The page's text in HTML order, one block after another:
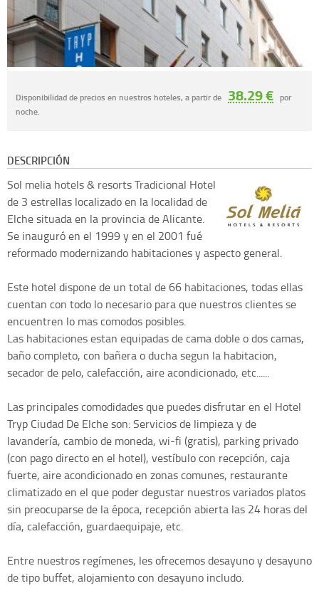
Disponibilidad de precios en nuestros hoteles, a partir de 38.29 € por
noche.
DESCRIPCIÓN
Sol melia hotels & resortsTradicional Hotel
de 3 estrellas localizado en la localidad de
Elche situada en la provincia de Alicante.
Se inauguró en el 1999 y en el 2001 fué
reformado modernizando habitaciones y aspecto general.
Este hotel dispone de un total de 66 habitaciones, todas ellas
cuentan con todo lo necesario para que nuestros clientes se
encuentren lo mas comodos posibles.
Las habitaciones estan equipadas de cama doble o dos camas,
baño completo, con bañera o ducha segun la habitacion,
secador de pelo, calefacción, aire acondicionado, etc......
Las principales comodidades que puedes disfrutar en el Hotel
Tryp Ciudad De Elche son: Servicios de limpieza y de
lavandería, cambio de moneda, wi-fi (gratis), parking privado
(con pago directo en el hotel), vestíbulo con recepción, caja
fuerte, aire acondicionado en zonas comunes, restaurante
climatizado en el que poder degustar nuestros variados platos
sin preocuparse de la época, recepción abierta las 24 horas del
día, calefacción, guardaequipaje, etc.
Entre nuestros regímenes, les ofrecemos desayuno y desayuno
de tipo buffet, alojamiento con desayuno includo.